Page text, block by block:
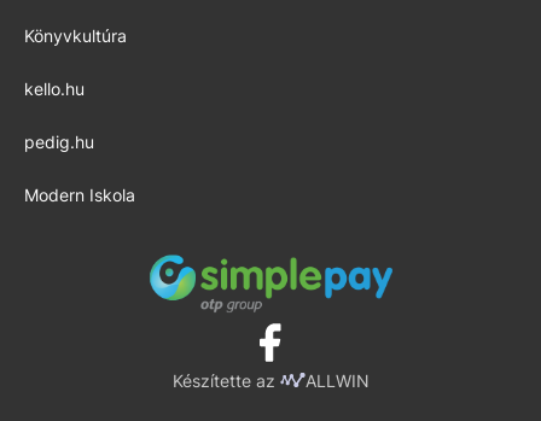
Könyvkultúra
kello.hu
pedig.hu
Modern Iskola
Készítette az ALLWIN